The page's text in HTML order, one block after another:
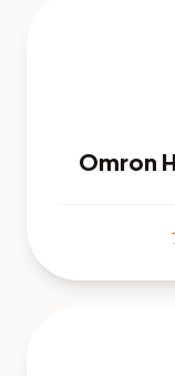
Omron